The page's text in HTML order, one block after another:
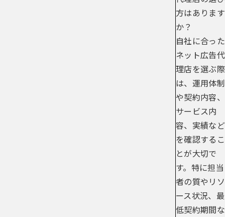
方はあります
か？
自社に合った
ネット広告代
理店を選ぶ際
は、運用体制
や契約内容、
サービス内
容、実績など
を確認するこ
とが大切で
す。特に担当
者の質やリソ
ース状況、最
低契約期間な